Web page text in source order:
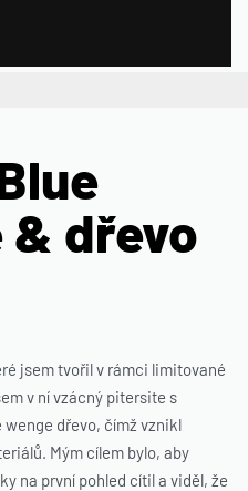
dřevo
jsem tvořil v rámci limitované
v ní vzácný pitersite s
dřevo, čímž vznikl
Mým cílem bylo, aby
na první pohled cítil a viděl, že